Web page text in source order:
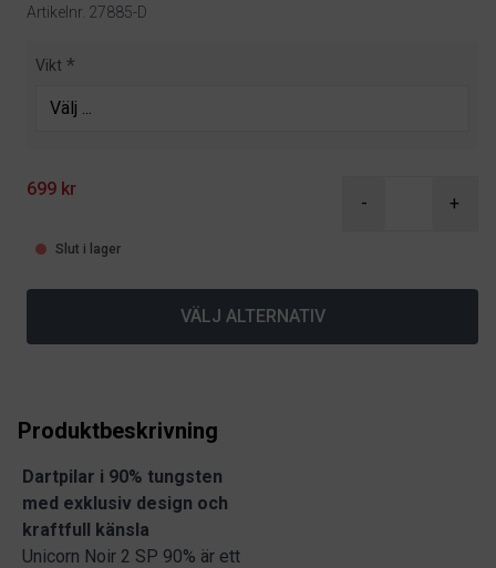
Artikelnr. 27885-D
Product information
Vikt
699 kr
- +
Slut i lager
VÄLJ ALTERNATIV
Produktbeskrivning
Dartpilar i 90% tungsten
med exklusiv design och
kraftfull känsla
Unicorn Noir 2 SP 90% är ett